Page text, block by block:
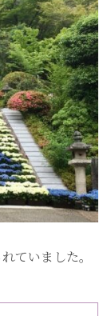
ていました。